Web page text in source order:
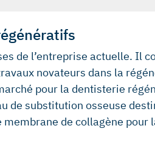
de l’entreprise actuelle.
novateurs dans la
pour la dentisterie
substitution osseuse
de collagène